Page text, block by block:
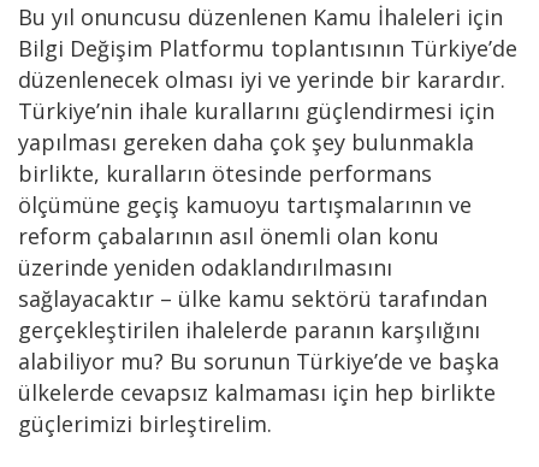
Bu yıl onuncusu düzenlenen Kamu İhaleleri için
Bilgi Değişim Platformu toplantısının Türkiye’de
düzenlenecek olması iyi ve yerinde bir karardır.
Türkiye’nin ihale kurallarını güçlendirmesi için
yapılması gereken daha çok şey bulunmakla
birlikte, kuralların ötesinde performans
ölçümüne geçiş kamuoyu tartışmalarının ve
reform çabalarının asıl önemli olan konu
üzerinde yeniden odaklandırılmasını
sağlayacaktır – ülke kamu sektörü tarafından
gerçekleştirilen ihalelerde paranın karşılığını
alabiliyor mu? Bu sorunun Türkiye’de ve başka
ülkelerde cevapsız kalmaması için hep birlikte
güçlerimizi birleştirelim.